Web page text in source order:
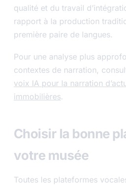
qualité et du travail
rapport à la production
première paire de langues.
Pour une analyse plus
contextes de narration,
voix IA pour la narration
immobilières.
Choisir la bonne
votre musée
Toutes les plateformes